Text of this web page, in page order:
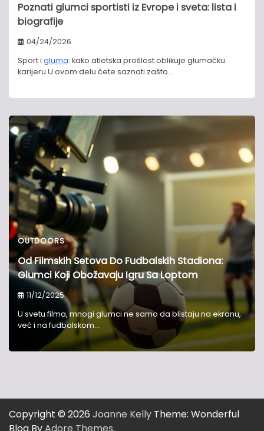
Poznati glumci sportisti iz Evrope i sveta: lista i
biografije
04/24/2026
Sport i gluma: kako atletska prošlost oblikuje glumačku
karijeru U ovom delu ćete saznati zašto…
OUTDOORS
Od Filmskih Setova Do Fudbalskih Stadiona:
Glumci Koji Obožavaju Igru Sa Loptom
11/12/2025
U svetu filma, mnogi glumci ne samo da blistaju na ekranu,
već i na fudbalskom…
Copyright © 2026 Joanne Kelly Theme: Wonderful
Blog By Adore Themes.